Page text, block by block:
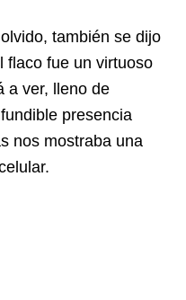
también se dijo
flaco fue un virtuoso
a ver, lleno de
presencia
nos mostraba una